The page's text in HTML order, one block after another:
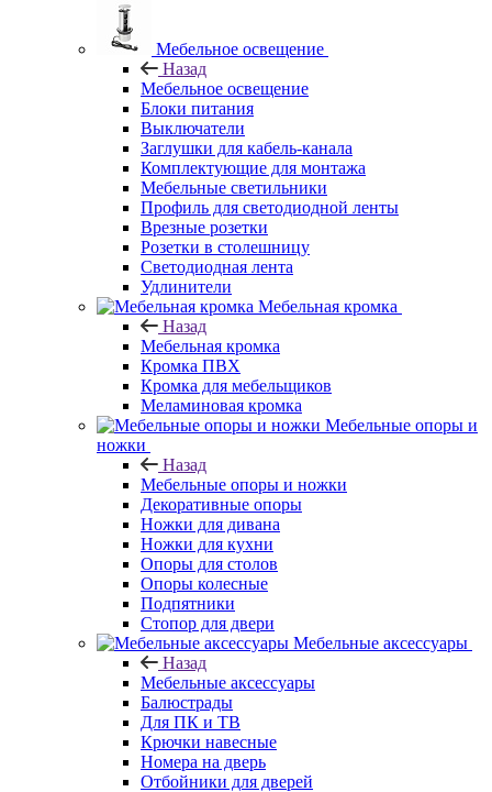
Мебельное освещение
Назад
Мебельное освещение
Блоки питания
Выключатели
Заглушки для кабель-канала
Комплектующие для монтажа
Мебельные светильники
Профиль для светодиодной ленты
Врезные розетки
Розетки в столешницу
Светодиодная лента
Удлинители
Мебельная кромка
Назад
Мебельная кромка
Кромка ПВХ
Кромка для мебельщиков
Меламиновая кромка
Мебельные опоры и
ножки
Назад
Мебельные опоры и ножки
Декоративные опоры
Ножки для дивана
Ножки для кухни
Опоры для столов
Опоры колесные
Подпятники
Стопор для двери
Мебельные аксессуары
Назад
Мебельные аксессуары
Балюстрады
Для ПК и ТВ
Крючки навесные
Номера на дверь
Отбойники для дверей